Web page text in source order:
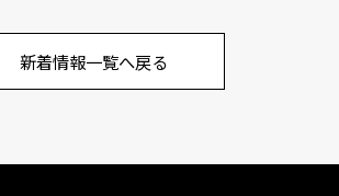
新着情報一覧へ戻る